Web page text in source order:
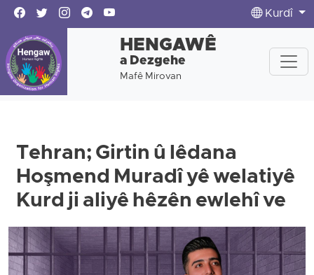
Kurdî
HENGAWÊ
a Dezgehe
Mafê Mirovan
Tehran; Girtin û lêdana
Hoşmend Muradî yê welatiyê
Kurd ji aliyê hêzên ewlehî ve